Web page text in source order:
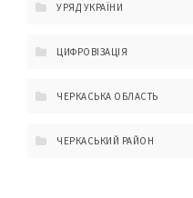
УРЯД УКРАЇНИ
ЦИФРОВІЗАЦІЯ
ЧЕРКАСЬКА ОБЛАСТЬ
ЧЕРКАСЬКИЙ РАЙОН